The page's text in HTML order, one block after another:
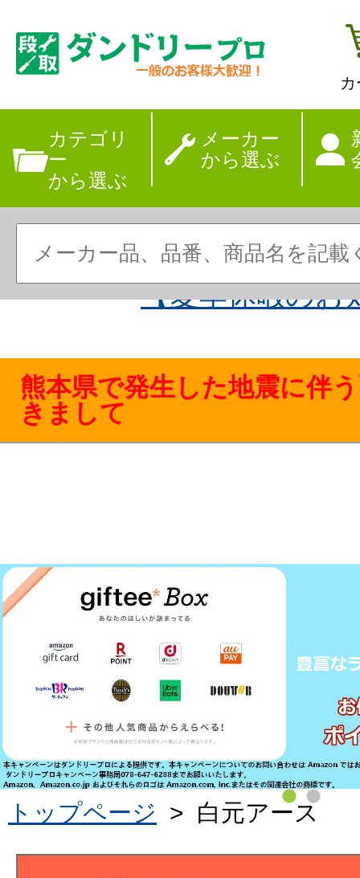
カテゴリ
ー
から選ぶ
メーカー
から選ぶ
【夏季休暇のお
熊本県で発生した地震に伴
きまして
トップページ > 白元アース